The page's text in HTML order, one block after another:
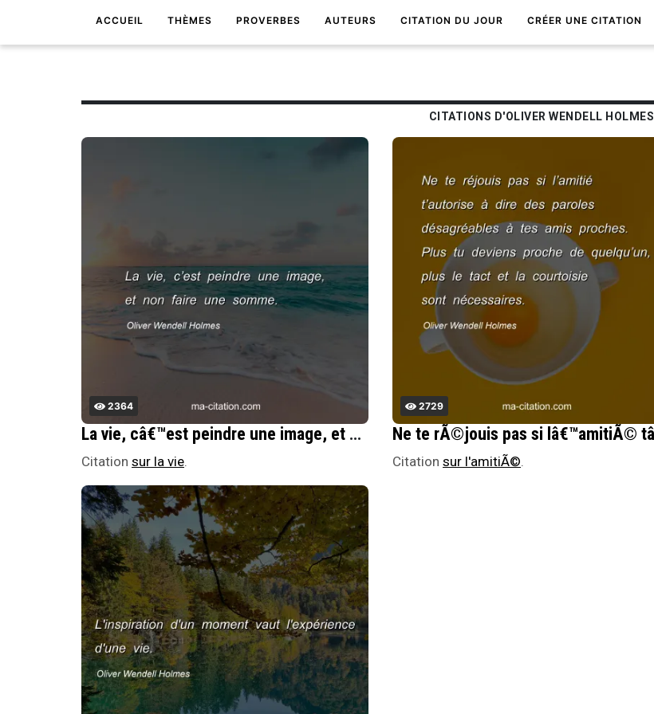
ACCUEIL THÈMES PROVERBES AUTEURS CITATION DU JOUR CRÉER UNE CITATION
CITATIONS D'OLIVER WENDELL HOLMES
2364
La vie, câ€™est peindre une image, et non faire une somme.
Citation sur la vie.
2729
Citation sur l'amitiÃ©.